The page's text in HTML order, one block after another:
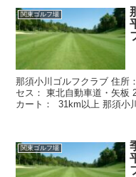
関東ゴルフ場
那須小川ゴルフクラブ 住所
セス： 東北自動車道・矢板
カート： 31km以上 那須小
関東ゴルフ場